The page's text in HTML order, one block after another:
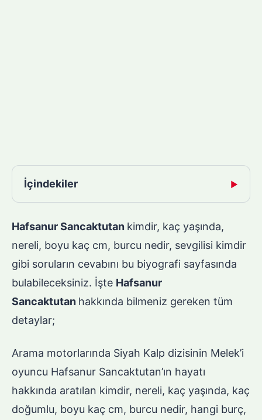
İçindekiler ▶
Hafsanur Sancaktutan kimdir, kaç yaşında,
nereli, boyu kaç cm, burcu nedir, sevgilisi kimdir
gibi soruların cevabını bu biyografi sayfasında
bulabileceksiniz. İşte Hafsanur
Sancaktutan hakkında bilmeniz gereken tüm
detaylar;
Arama motorlarında Siyah Kalp dizisinin Melek’i
oyuncu Hafsanur Sancaktutan’ın hayatı
hakkında aratılan kimdir, nereli, kaç yaşında, kaç
doğumlu, boyu kaç cm, burcu nedir, hangi burç,